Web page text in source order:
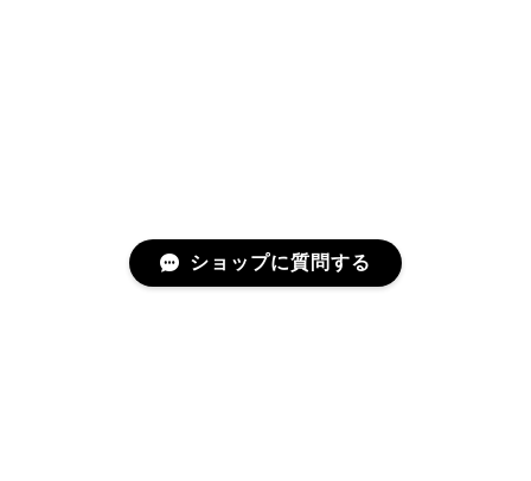
ショップに質問する